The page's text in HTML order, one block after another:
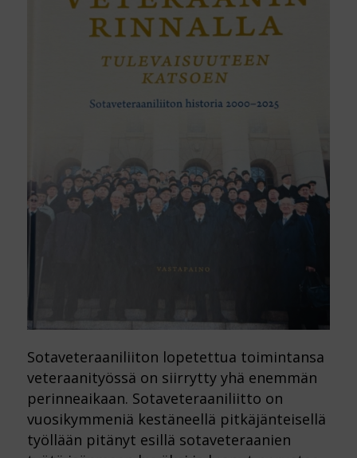
Sotaveteraaniliiton lopetettua toimintansa
veteraanityössä on siirrytty yhä enemmän
perinneaikaan. Sotaveteraaniliitto on
vuosikymmeniä kestäneellä pitkäjänteisellä
työllään pitänyt esillä sotaveteraanien